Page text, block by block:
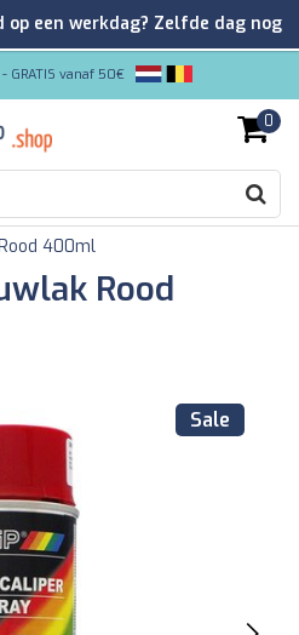
GRATIS vanaf 50€
Veilig betalen
via Kiyoh!
0
400ml
Rood
Sale
een werkdag? Zelfde dag nog